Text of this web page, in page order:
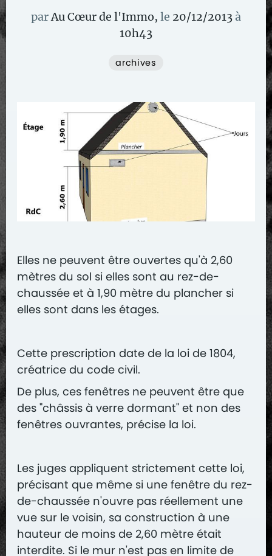
parAu Cœur de l'Immo, le 20/12/2013 à
10h43
archives
Elles ne peuvent être ouvertes qu'à 2,60
mètres du sol si elles sont au rez-de-
chaussée et à 1,90 mètre du plancher si
elles sont dans les étages.
Cette prescription date de la loi de 1804,
créatrice du code civil.
De plus, ces fenêtres ne peuvent être que
des "châssis à verre dormant" et non des
fenêtres ouvrantes, précise la loi.
Les juges appliquent strictement cette loi,
précisant que même si une fenêtre du rez-
de-chaussée n'ouvre pas réellement une
vue sur le voisin, sa construction à une
hauteur de moins de 2,60 mètre était
interdite. Si le mur n'est pas en limite de